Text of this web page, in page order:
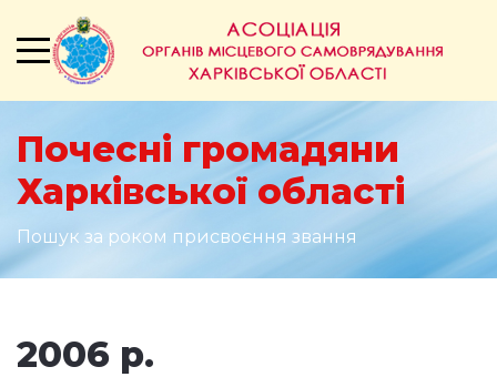
Почесні громадяни
Харківської області
Пошук за роком присвоєння звання
2006 р.